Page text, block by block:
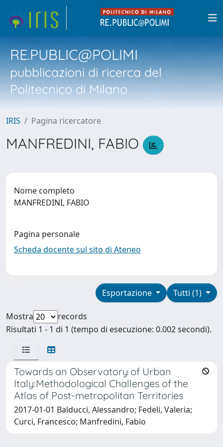
RE.PUBLIC@POLIMI
pubblicazioni di ricerca del
Politecnico di Milano
IRIS Pagina ricercatore
MANFREDINI, FABIO
Nome completo
MANFREDINI, FABIO
Pagina personale
Scheda docente sul sito di Ateneo
Tutti (1)
Esportazione
Mostra
records
Risultati 1 - 1 di 1 (tempo di esecuzione: 0.002 secondi).
Towards an Observatory of Urban
Italy:Methodological Challenges of the
Atlas of Post-metropolitan Territories
2017-01-01 Balducci, Alessandro; Fedeli, Valeria;
Curci, Francesco; Manfredini, Fabio